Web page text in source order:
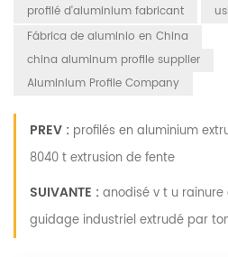
profilé d'aluminium fabricant
Fábrica de aluminio en China
china aluminum profile supplier
Aluminium Profile Company
PREV : profilés en aluminium
8040 t extrusion de fente
SUIVANTE :anodisé v t u
guidage industriel extrudé par